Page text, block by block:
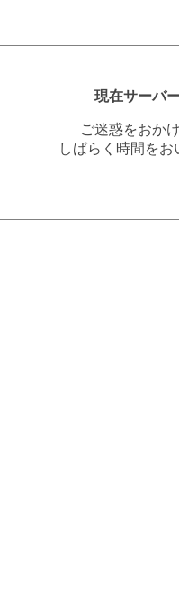
現在サーバ
ご迷惑をおか
しばらく時間を